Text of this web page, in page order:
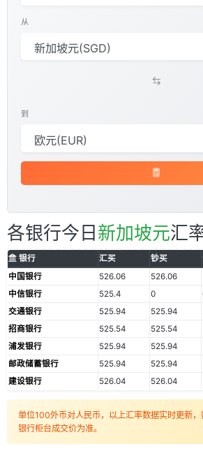
从
到
各银行今日 新加坡元汇
银行 汇买 钞买
中国银行
526.06 526.06
中信银行
525.4 0
交通银行
525.94 525.94
招商银行
525.54 525.54
浦发银行
525.94 525.94
邮政储蓄银行
525.94 525.94
建设银行
526.04 526.04
单位100外币对人民币，以上汇率数据实时更新
银行柜台成交价为准。